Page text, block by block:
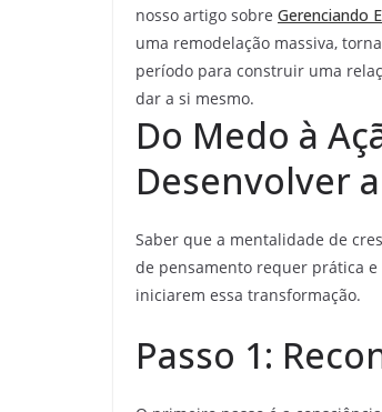
nosso artigo sobre Gerenciando
uma remodelação massiva,
período para construir uma
dar a si mesmo.
Do Medo à
Desenvolver
Saber que a mentalidade de
de pensamento requer prática
iniciarem essa transformação.
Passo 1: